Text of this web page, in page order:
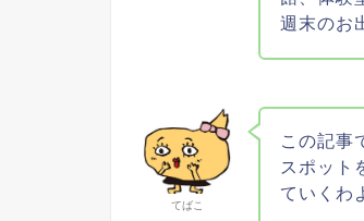
週末のお
てばこ
この記事
スポット
ていくわ